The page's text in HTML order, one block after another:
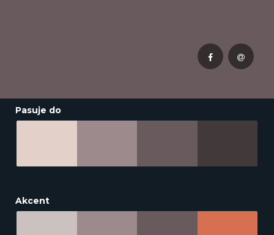
Pasuje do
Akcent